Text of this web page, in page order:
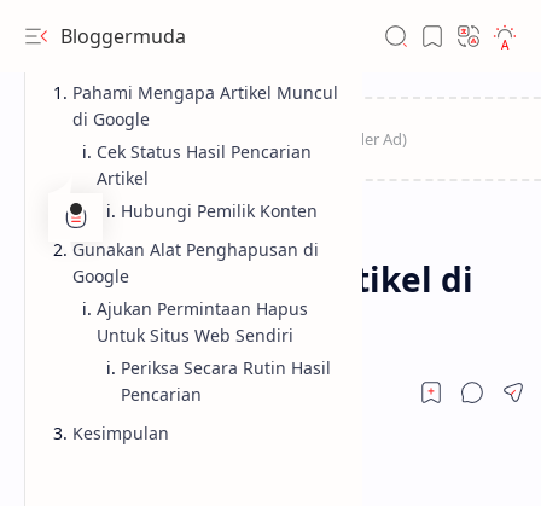
Bloggermuda
Home
Cara Menghapus Artikel di
Pencarian Google
Pahami Mengapa Artikel Muncul
di Google
Cek Status Hasil Pencarian
Artikel
Hubungi Pemilik Konten
Gunakan Alat Penghapusan di
Google
Ajukan Permintaan Hapus
Untuk Situs Web Sendiri
Periksa Secara Rutin Hasil
Pencarian
Kesimpulan